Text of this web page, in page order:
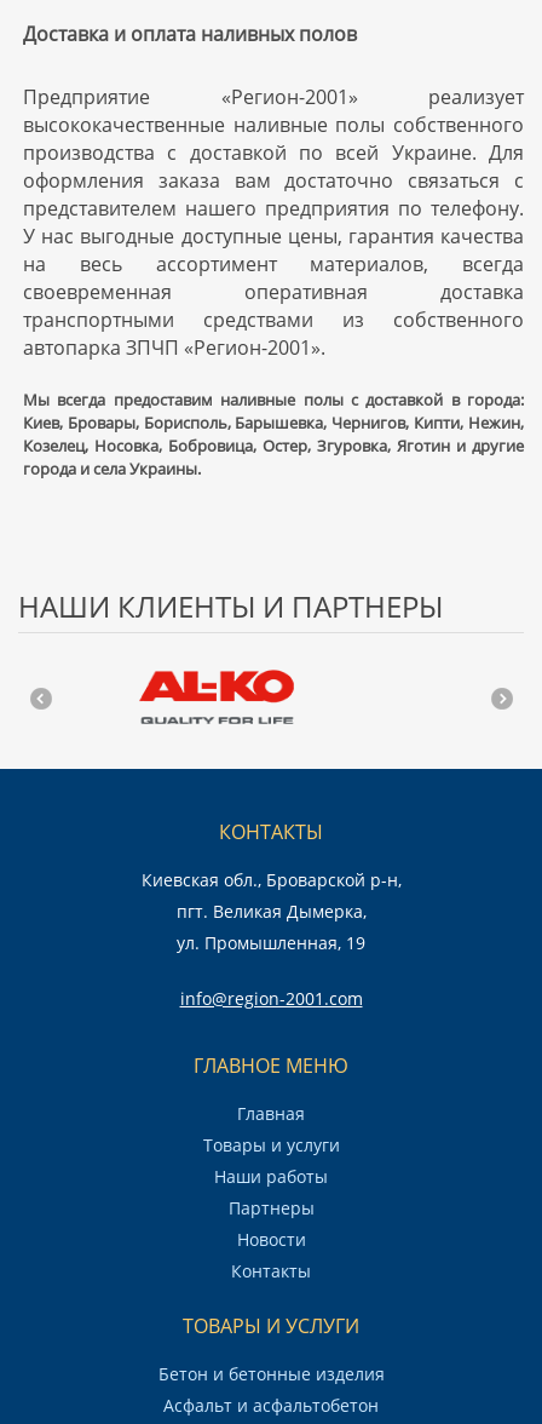
Доставка и оплата наливных полов
Предприятие «Регион-2001» реализует
высококачественные наливные полы собственного
производства с доставкой по всей Украине. Для
оформления заказа вам достаточно связаться с
представителем нашего предприятия по телефону.
У нас выгодные доступные цены, гарантия качества
на весь ассортимент материалов, всегда
своевременная оперативная доставка
транспортными средствами из собственного
автопарка ЗПЧП «Регион-2001».
Мы всегда предоставим наливные полы с доставкой в города:
Киев, Бровары, Борисполь, Барышевка, Чернигов, Кипти, Нежин,
Козелец, Носовка, Бобровица, Остер, Згуровка, Яготин и другие
города и села Украины.
НАШИ КЛИЕНТЫ И ПАРТНЕРЫ
КОНТАКТЫ
Киевская обл., Броварской р-н,
пгт. Великая Дымерка,
ул. Промышленная, 19
info@region-2001.com
ГЛАВНОЕ МЕНЮ
Главная
Товары и услуги
Наши работы
Партнеры
Новости
Контакты
ТОВАРЫ И УСЛУГИ
Бетон и бетонные изделия
Асфальт и асфальтобетон